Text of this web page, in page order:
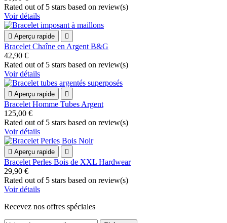
Rated out of 5 stars based on review(s)
Voir détails
 Aperçu rapide 
Bracelet Chaîne en Argent B&G
42,90 €
Rated out of 5 stars based on review(s)
Voir détails
 Aperçu rapide 
Bracelet Homme Tubes Argent
125,00 €
Rated out of 5 stars based on review(s)
Voir détails
 Aperçu rapide 
Bracelet Perles Bois de XXL Hardwear
29,90 €
Rated out of 5 stars based on review(s)
Voir détails
Recevez nos offres spéciales